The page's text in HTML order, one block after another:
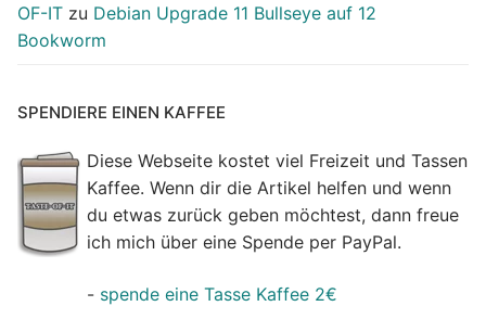
OF-IT zu Debian Upgrade 11 Bullseye auf 12
Bookworm
SPENDIERE EINEN KAFFEE
Diese Webseite kostet viel Freizeit und Tassen
Kaffee. Wenn dir die Artikel helfen und wenn
du etwas zurück geben möchtest, dann freue
ich mich über eine Spende per PayPal.
- spende eine Tasse Kaffee 2€